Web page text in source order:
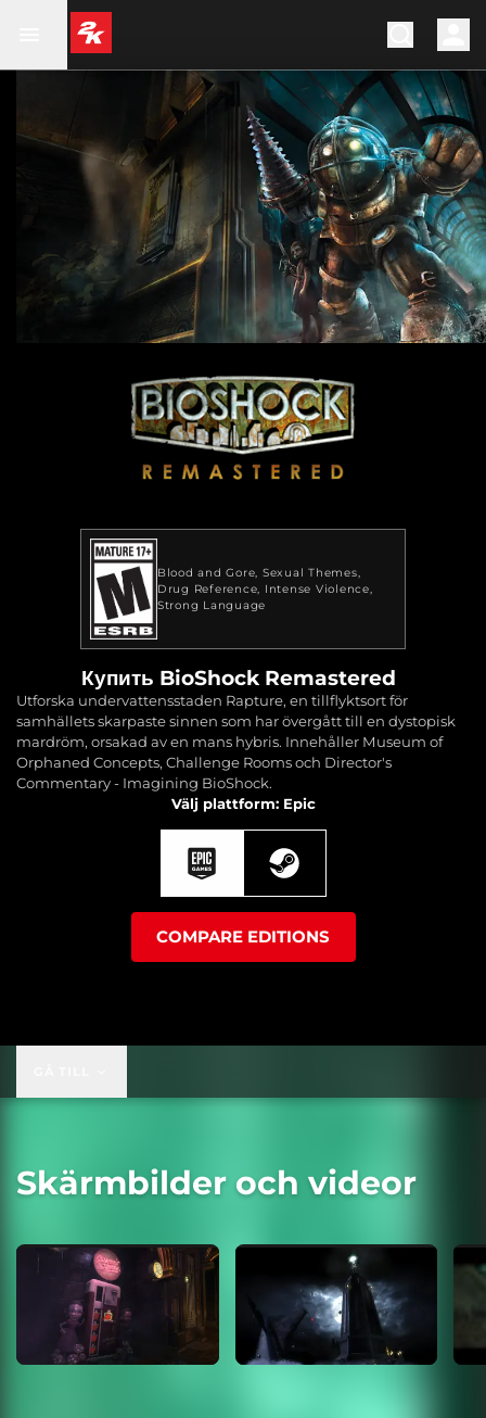
Blood and Gore Sexual Themes
Drug Reference Intense Violence
Strong Language
Купить BioShock Remastered
Utforska undervattensstaden Rapture, en tillflyktsort för
samhällets skarpaste sinnen som har övergått till en dystopisk
mardröm, orsakad av en mans hybris. Innehåller Museum of
Orphaned Concepts, Challenge Rooms och Director's
Commentary - Imagining BioShock.
Välj plattform: Epic
COMPARE EDITIONS
Skärmbilder och videor